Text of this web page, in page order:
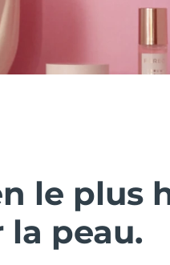
le plus
peau.